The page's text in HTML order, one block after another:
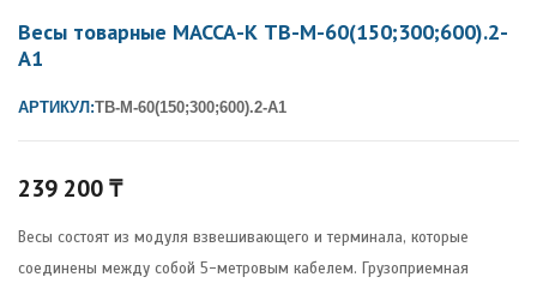
Весы товарные МАССА-К ТВ-М-60(150;300;600).2-
А1
АРТИКУЛ:ТВ-М-60(150;300;600).2-А1
239 200₸
Весы состоят из модуля взвешивающего и терминала, которые
соединены между собой 5-метровым кабелем. Грузоприемная